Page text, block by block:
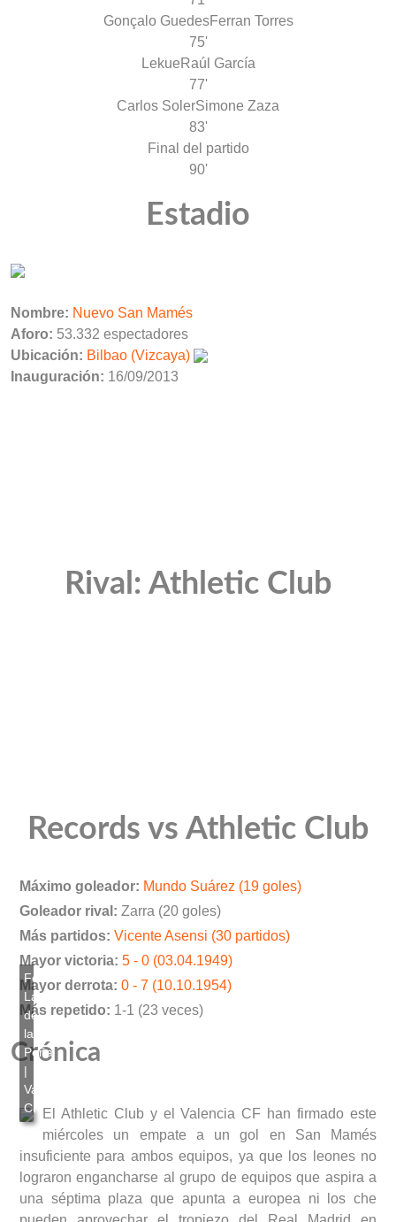
Gonçalo GuedesFerran Torres
75'
Lekue Raúl García
77'
Carlos SolerSimone Zaza
83'
Final del partido
90'
Estadio
Nombre: Nuevo San Mamés
Aforo: 53.332 espectadores
Ubicación: Bilbao (Vizcaya)
Inauguración: 16/09/2013
Rival: Athletic Club
Records vs Athletic Club
Máximo goleador: Mundo Suárez (19 goles)
Goleador rival: Zarra (20 goles)
Más partidos: Vicente Asensi (30 partidos)
Mayor victoria: 5 - 0 (03.04.1949)
Mayor derrota: 0 - 7 (10.10.1954)
Más repetido: 1-1 (23 veces)
Crónica
El Athletic Club y el Valencia CF han firmado este
miércoles un empate a un gol en San Mamés
insuficiente para ambos equipos, ya que los leones no
lograron engancharse al grupo de equipos que aspira a
una séptima plaza que apunta a europea ni los che